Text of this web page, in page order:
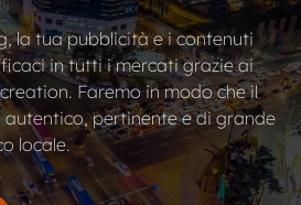
la tua pubblicità e i contenuti
in tutti i mercati grazie ai
Faremo in modo che il
pertinente e di grande
locale.